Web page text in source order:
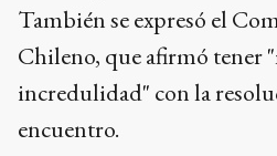
También se expresó el
Chileno, que afirmó tener
incredulidad" con la
encuentro.